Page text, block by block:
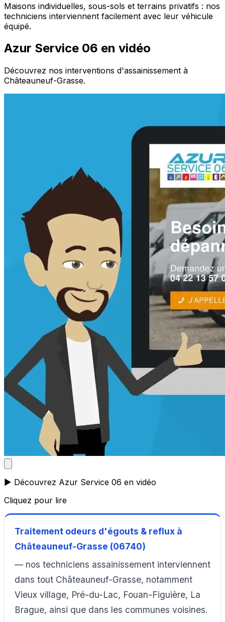
Maisons individuelles, sous-sols et terrains privatifs : nos
techniciens interviennent facilement avec leur véhicule
équipé.
Azur Service 06 en vidéo
Découvrez nos interventions d'assainissement à
Châteauneuf-Grasse.
▶️ Découvrez Azur Service 06 en vidéo
Cliquez pour lire
Traitement odeurs d'égouts & reflux à
Châteauneuf-Grasse (06740)
— nos techniciens assainissement interviennent
dans tout Châteauneuf-Grasse, notamment
Vieux village, Pré-du-Lac, Fouan-Figuière, La
Brague, ainsi que dans les communes voisines.